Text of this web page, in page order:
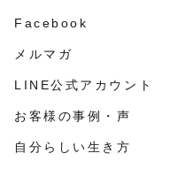
Facebook
メルマガ
LINE公式アカウント
お客様の事例・声
自分らしい生き方